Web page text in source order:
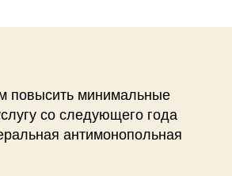
повысить минимальные
со следующего года
антимонопольная